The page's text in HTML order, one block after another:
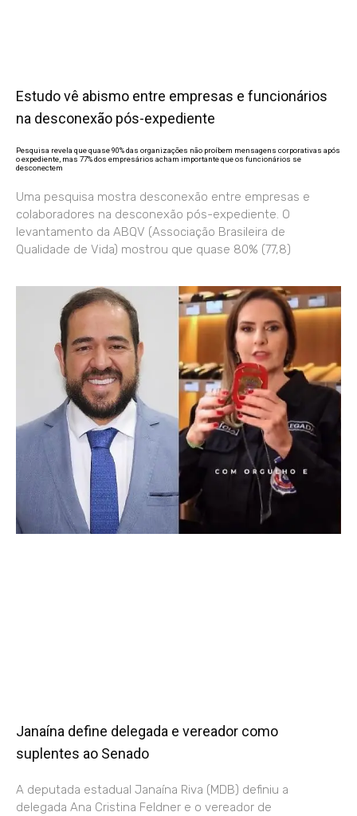
Estudo vê abismo entre empresas e funcionários
na desconexão pós-expediente
Pesquisa revela que quase 90% das organizações não proíbem mensagens corporativas após
o expediente, mas 77% dos empresários acham importante que os funcionários se
desconectem
Uma pesquisa mostra desconexão entre empresas e
colaboradores na desconexão pós-expediente. O
levantamento da ABQV (Associação Brasileira de
Qualidade de Vida) mostrou que quase 80% (77,8)
Janaína define delegada e vereador como
suplentes ao Senado
A deputada estadual Janaína Riva (MDB) definiu a
delegada Ana Cristina Feldner e o vereador de